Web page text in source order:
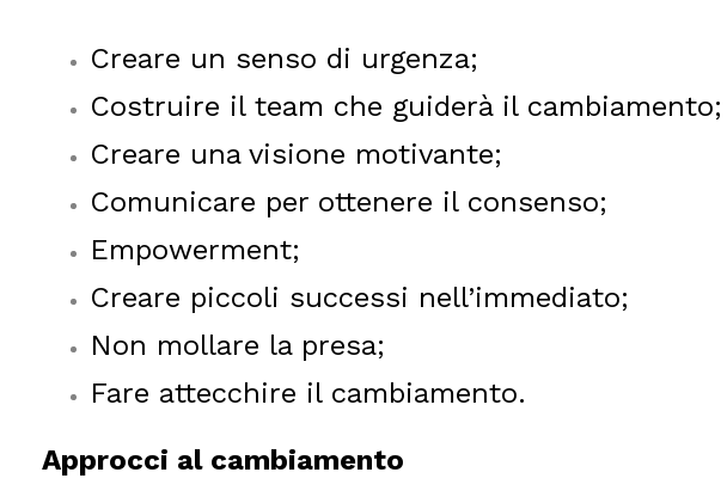
Creare un senso di urgenza;
Costruire il team che guiderà il cambiamento;
Creare una visione motivante;
Comunicare per ottenere il consenso;
Empowerment;
Creare piccoli successi nell’immediato;
Non mollare la presa;
Fare attecchire il cambiamento.
Approcci al cambiamento